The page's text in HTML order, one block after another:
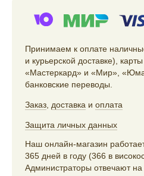
Принимаем к оплате
и курьерской доставке),
«Мастеркард» и «Мир»,
банковские переводы.
Заказ доставка и оплата
Защита личных данных
Наш онлайн-магазин
365 дней в году (366 в
Администраторы отвечают на